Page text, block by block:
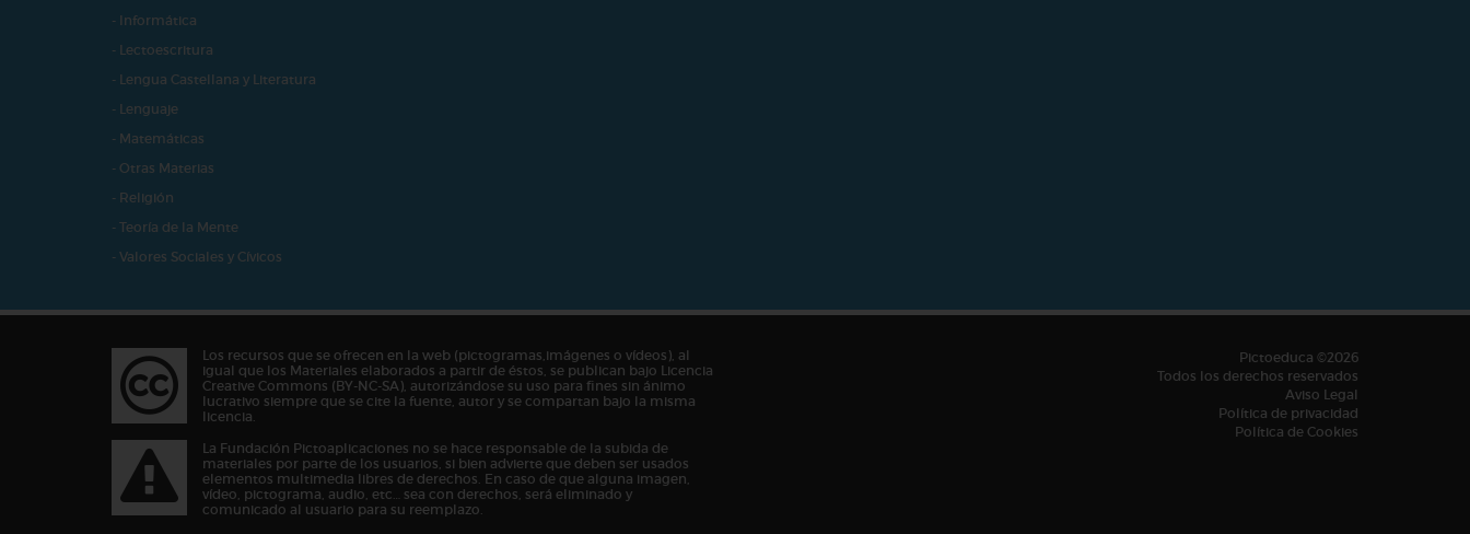
- Informática
- Lectoescritura
- Lengua Castellana y Literatura
- Lenguaje
- Matemáticas
- Otras Materias
- Religión
- Teoría de la Mente
- Valores Sociales y Cívicos
Los recursos que se ofrecen en la web (pictogramas,imágenes o vídeos), al
igual que los Materiales elaborados a partir de éstos, se publican bajo Licencia
Creative Commons (BY-NC-SA), autorizándose su uso para fines sin ánimo
lucrativo siempre que se cite la fuente, autor y se compartan bajo la misma
licencia.
La Fundación Pictoaplicaciones no se hace responsable de la subida de
materiales por parte de los usuarios, si bien advierte que deben ser usados
elementos multimedia libres de derechos. En caso de que alguna imagen,
vídeo, pictograma, audio, etc… sea con derechos, será eliminado y
comunicado al usuario para su reemplazo.
Pictoeduca ©2026
Todos los derechos reservados
Aviso Legal
Política de privacidad
Política de Cookies